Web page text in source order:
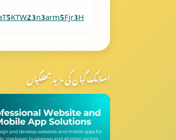
اسلامک گیان کی مزید جھلکیاں